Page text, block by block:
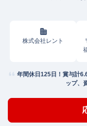
株式会社レント
年間休日125日！賞与計
ップ、